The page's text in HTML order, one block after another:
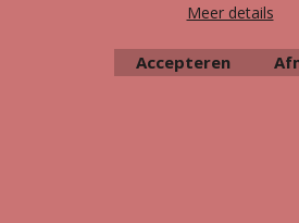
Meer details
Accepteren